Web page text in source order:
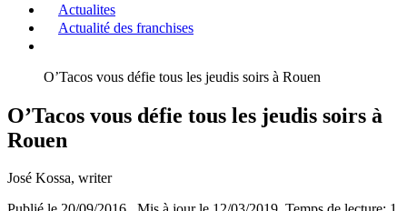
Actualites
Actualité des franchises
O’Tacos vous défie tous les jeudis soirs à Rouen
O’Tacos vous défie tous les jeudis soirs à
Rouen
José Kossa, writer